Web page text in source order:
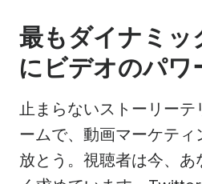
最もダイナミッ
にビデオのパワ
止まらないストーリー
ームで、動画マーケティ
放とう。視聴者は今、